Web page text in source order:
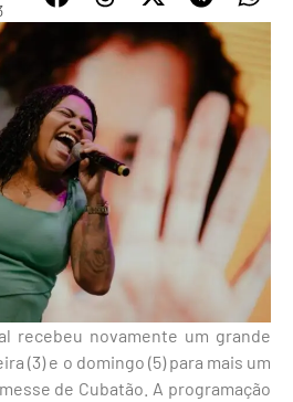
recebeu novamente um grande
(3) e o domingo (5) para mais um
de Cubatão. A programação